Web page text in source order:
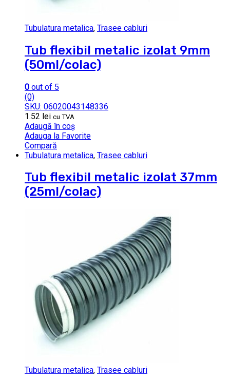
Tubulatura metalica, Trasee cabluri
Tub flexibil metalic izolat 9mm
(50ml/colac)
0 out of 5
(0)
SKU: 06020043148336
1.52 lei cu TVA
Adaugă în coș
Adauga la Favorite
Compară
Tubulatura metalica, Trasee cabluri
Tub flexibil metalic izolat 37mm
(25ml/colac)
Tubulatura metalica, Trasee cabluri